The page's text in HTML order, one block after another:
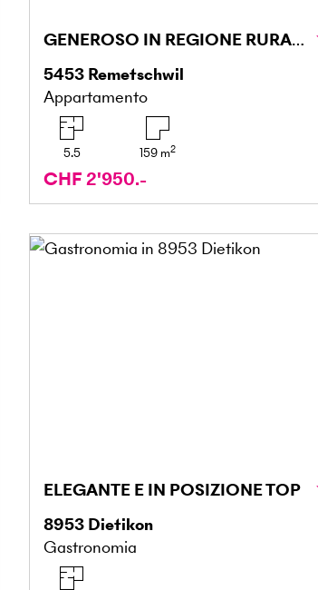
GENEROSO IN REGIONE RURALE
5453 Remetschwil
Appartamento
5.5 159 m2
CHF 2'950.-
ELEGANTE E IN POSIZIONE TOP
8953 Dietikon
Gastronomia